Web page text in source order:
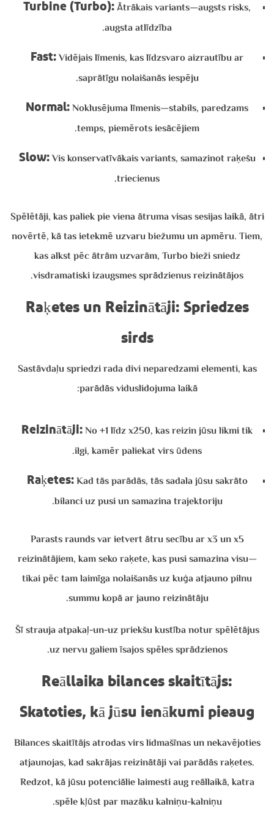
Turbine (Turbo): Ātrākais variants—augsts risks,
augsta atlīdzība.
Fast:Vidējais līmenis, kas līdzsvaro aizrautību ar
saprātīgu nolaišanās iespēju.
Normal: Noklusējuma līmenis—stabils, paredzams
temps, piemērots iesācējiem.
Slow:Vis konservatīvākais variants, samazinot raķešu
triecienus.
Spēlētāji, kas paliek pie viena ātruma visas sesijas laikā, ātri
novērtē, kā tas ietekmē uzvaru biežumu un apmēru. Tiem,
kas alkst pēc ātrām uzvarām, Turbo bieži sniedz
visdramatiski izaugsmes sprādzienus reizinātājos.
Raķetes un Reizinātāji: Spriedzes
sirds
Sastāvdaļu spriedzi rada divi neparedzami elementi, kas
parādās viduslidojuma laikā:
Reizinātāji: No +1 līdz x250, kas reizin jūsu likmi tik
ilgi, kamēr paliekat virs ūdens.
Raķetes:Kad tās parādās, tās sadala jūsu sakrāto
bilanci uz pusi un samazina trajektoriju.
Parasts raunds var ietvert ātru secību ar x3 un x5
reizinātājiem, kam seko raķete, kas pusi samazina visu—
tikai pēc tam laimīga nolaišanās uz kuģa atjauno pilnu
summu kopā ar jauno reizinātāju.
Šī strauja atpakaļ‑un‑uz priekšu kustība notur spēlētājus
uz nervu galiem īsajos spēles sprādzienos.
Reāllaika bilances skaitītājs:
Skatoties, kā jūsu ienākumi pieaug
Bilances skaitītājs atrodas virs lidmašīnas un nekavējoties
atjaunojas, kad sakrājas reizinātāji vai parādās raķetes.
Redzot, kā jūsu potenciālie laimesti aug reāllaikā, katra
spēle kļūst par mazāku kalniņu‑kalniņu.